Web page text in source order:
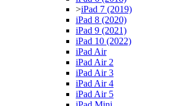
>iPad 7 (2019)
iPad 8 (2020)
iPad 9 (2021)
iPad 10 (2022)
iPad Air
iPad Air 2
iPad Air 3
iPad Air 4
iPad Air 5